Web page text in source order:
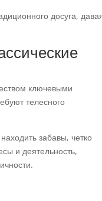
досуга,
ключевыми
телесного
забавы, четко
и деятельность,